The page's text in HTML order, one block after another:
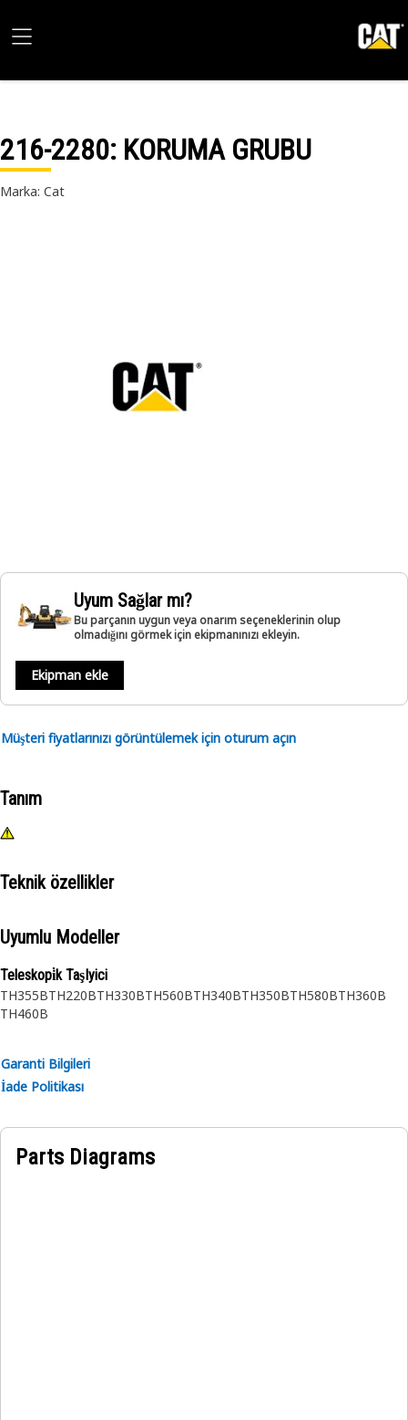
216-2280: KORUMA GRUBU
Marka: Cat
Uyum Sağlar mı?
Bu parçanın uygun veya onarım seçeneklerinin olup
olmadığını görmek için ekipmanınızı ekleyin.
Ekipman ekle
Müşteri fiyatlarınızı görüntülemek için oturum açın
Tanım
Teknik özellikler
Uyumlu Modeller
Teleskopi̇k TaşIyici
TH355BTH220BTH330BTH560BTH340BTH350BTH580BTH360B
TH460B
Garanti Bilgileri
İade Politikası
Parts Diagrams